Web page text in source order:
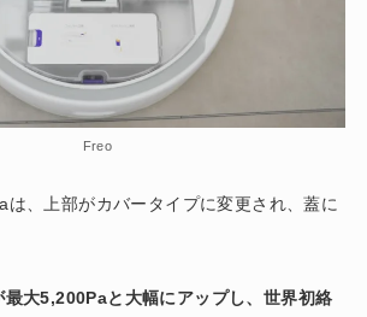
Freo
、上部がカバータイプに変更され、蓋に
最大5,200Paと大幅にアップし、世界初絡